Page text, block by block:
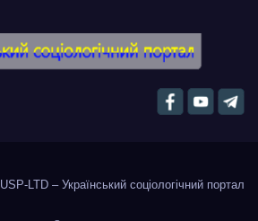
USP-LTD – Український соціологічний портал